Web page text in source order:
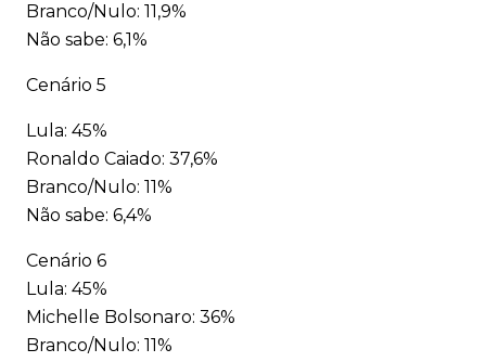
Branco/Nulo: 11,9%
Não sabe: 6,1%
Cenário 5
Lula: 45%
Ronaldo Caiado: 37,6%
Branco/Nulo: 11%
Não sabe: 6,4%
Cenário 6
Lula: 45%
Michelle Bolsonaro: 36%
Branco/Nulo: 11%